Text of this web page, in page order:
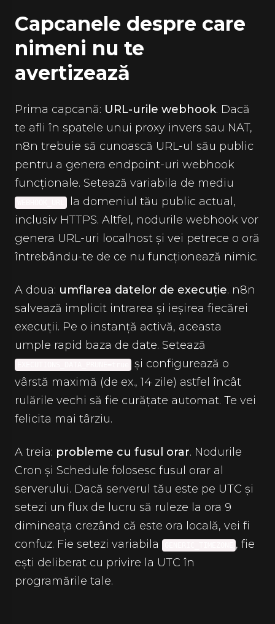
Capcanele despre care
nimeni nu te
avertizează
Prima capcană: URL-urile webhook. Dacă
te afli în spatele unui proxy invers sau NAT,
n8n trebuie să cunoască URL-ul său public
pentru a genera endpoint-uri webhook
funcționale. Setează variabila de mediu
la domeniul tău public actual,
inclusiv HTTPS. Altfel, nodurile webhook vor
genera URL-uri localhost și vei petrece o oră
întrebându-te de ce nu funcționează nimic.
A doua: umflarea datelor de execuție. n8n
salvează implicit intrarea și ieșirea fiecărei
execuții. Pe o instanță activă, aceasta
umple rapid baza de date. Setează
și configurează o
vârstă maximă (de ex., 14 zile) astfel încât
rulările vechi să fie curățate automat. Te vei
felicita mai târziu.
A treia: probleme cu fusul orar. Nodurile
Cron și Schedule folosesc fusul orar al
serverului. Dacă serverul tău este pe UTC și
setezi un flux de lucru să ruleze la ora 9
dimineața crezând că este ora locală, vei fi
confuz. Fie setezi variabila
, fie
ești deliberat cu privire la UTC în
programările tale.